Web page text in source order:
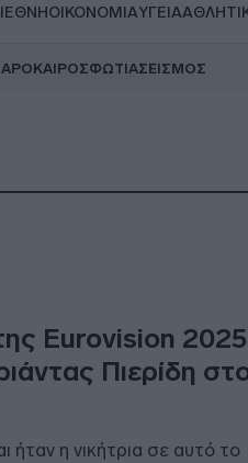
ΟΙΚΟΝΟΜΙΑΥΓΕΙΑ
ΚΑΙΡΟΣΦΩΤΙΑΣΕΙΣΜΟΣ
Eurovision 2025
Πιερίδη
ήταν η νικήτρια σε αυτό το